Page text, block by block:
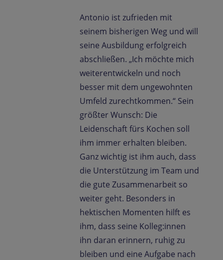
Antonio ist zufrieden mit
seinem bisherigen Weg und will
seine Ausbildung erfolgreich
abschließen. „Ich möchte mich
weiterentwickeln und noch
besser mit dem ungewohnten
Umfeld zurechtkommen.“ Sein
größter Wunsch: Die
Leidenschaft fürs Kochen soll
ihm immer erhalten bleiben.
Ganz wichtig ist ihm auch, dass
die Unterstützung im Team und
die gute Zusammenarbeit so
weiter geht. Besonders in
hektischen Momenten hilft es
ihm, dass seine Kolleg:innen
ihn daran erinnern, ruhig zu
bleiben und eine Aufgabe nach